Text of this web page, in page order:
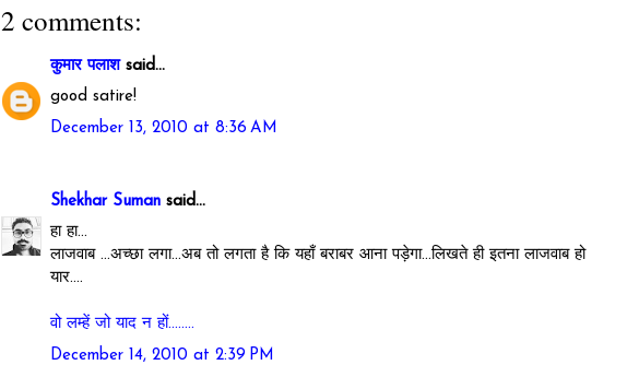
2 comments:
कुमार पलाशsaid...
good satire!
December 13, 2010 at 8:36 AM
Shekhar Sumansaid...
हा हा...
लाजवाब ...अच्छा लगा...अब तो लगता है कि यहाँ बराबर आना पड़ेगा...लिखते ही इतना लाजवाब हो
यार....
वो लम्हें जो याद न हों........
December 14, 2010 at 2:39 PM